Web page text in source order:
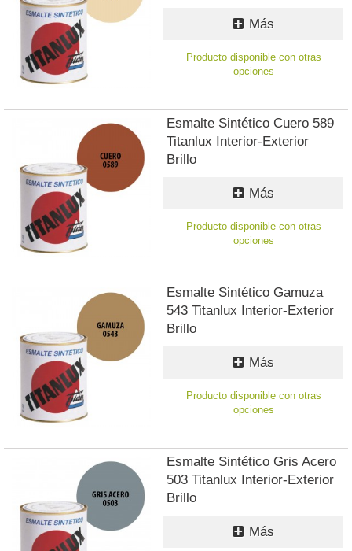
Más
Producto disponible con otras
opciones
Esmalte Sintético Cuero 589
Titanlux Interior-Exterior
Brillo
Más
Producto disponible con otras
opciones
Esmalte Sintético Gamuza
543 Titanlux Interior-Exterior
Brillo
Más
Producto disponible con otras
opciones
Esmalte Sintético Gris Acero
503 Titanlux Interior-Exterior
Brillo
Más